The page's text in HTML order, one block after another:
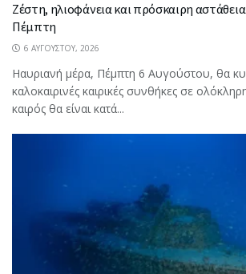
Ζέστη, ηλιοφάνεια και πρόσκαιρη
Πέμπτη
6 ΑΥΓΟΎΣΤΟΥ, 2026
Ηαυριανή μέρα, Πέμπτη 6 Αυγούστου, θα
καλοκαιρινές καιρικές συνθήκες σε
καιρός θα είναι κατά...